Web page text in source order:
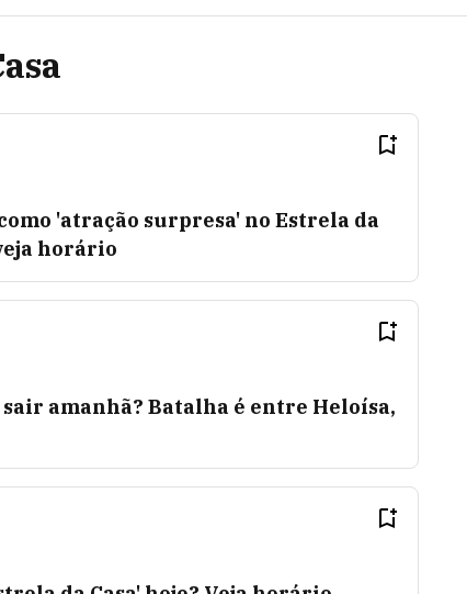
'atração surpresa' no Estrela da
horário
amanhã? Batalha é entre Heloísa,